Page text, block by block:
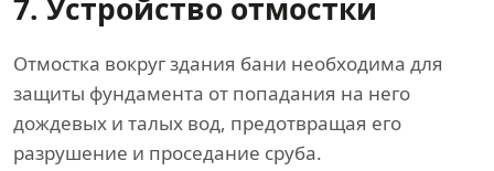
7. Устройство отмостки
Отмостка вокруг здания бани необходима для
защиты фундамента от попадания на него
дождевых и талых вод, предотвращая его
разрушение и проседание сруба.